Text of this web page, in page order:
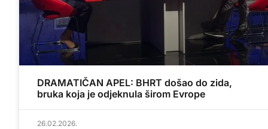
DRAMATIČAN APEL: BHRT došao do zida,
bruka koja je odjeknula širom Evrope
26.02.2026.